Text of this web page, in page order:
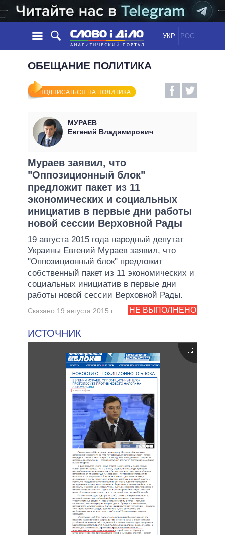
УКР РОС
НОВОСТИ
ЛЕНТА
СОБЫТИЯ
СТАТЬИ
МНЕНИЯ
ОБЗОРЫ
ДАЙДЖЕСТЫ
ПОЛИТИКА
ЭКОНОМИКА
МИР
ОБЕЩАНИЯ
ВСЕ ПОЛИТИКИ
ПРЕЗИДЕНТ И ОФИС
ВЕРХОВНАЯ РАДА
КАБИНЕТ МИНИСТРОВ
ГЛАВЫ ОБЛАДМИНИСТРАЦИЙ
МЭРЫ
ВСЕ ПЕРСОНЫ
ИНФОГРАФИКА
ПОДДЕРЖАТЬ
СРАВНЕНИЕ ПОЛИТИКОВ
ОБЕЩАНИЕ ПОЛИТИКА
ПОДПИСАТЬСЯ НА ПОЛИТИКА
МУРАЕВ
Евгений Владимирович
Мураев заявил, что
"Оппозиционный блок"
предложит пакет из 11
экономических и социальных
инициатив в первые дни работы
новой сессии Верховной Рады
19 августа 2015 года народный депутат
Украины Евгений Мураев заявил, что
"Оппозиционный блок" предложит
собственный пакет из 11 экономических и
социальных инициатив в первые дни
работы новой сессии Верховной Рады.
НЕ ВЫПОЛНЕНО
Сказано 19 августа 2015 г.
ИСТОЧНИК